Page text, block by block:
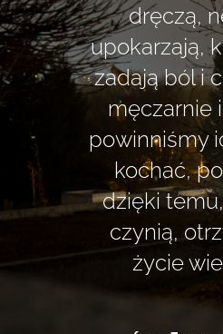
dręczą,
upokarzają,
zadają ból i
męczarnie
powinniśmy
kochać,
dzięki
czynią,
życie